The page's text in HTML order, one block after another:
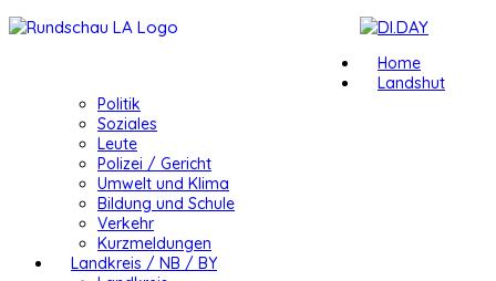
Home
Landshut
Politik
Soziales
Leute
Polizei / Gericht
Umwelt und Klima
Bildung und Schule
Verkehr
Kurzmeldungen
Landkreis / NB / BY